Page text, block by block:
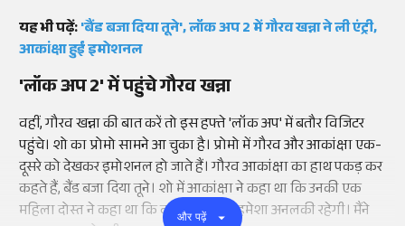
यह भी पढ़ें:'बैंड बजा दिया तूने', लॉक अप 2 में गौरव खन्ना ने ली एंट्री,
आकांक्षा हुईं इमोशनल
'लॉक अप 2' में पहुंचे गौरव खन्ना
वहीं, गौरव खन्ना की बात करें तो इस हफ्ते 'लॉक अप' में बतौर विजिटर
पहुंचे। शो का प्रोमो सामने आ चुका है। प्रोमो में गौरव और आकांक्षा एक-
दूसरे को देखकर इमोशनल हो जाते हैं। गौरव आकांक्षा का हाथ पकड़ कर
कहते हैं, बैंड बजा दिया तूने। शो में आकांक्षा ने कहा था कि उनकी एक
महिला दोस्त ने कहा था कि वह वह प्यार में हमेशा अनलकी रहेगी। मैंने
और पढ़ें